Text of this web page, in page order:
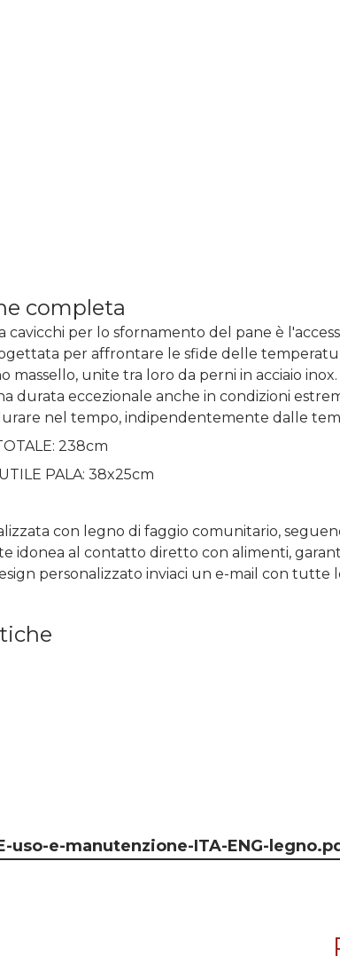
completa
cavicchi per lo sfornamento del pane è
per affrontare le sfide delle
massello, unite tra loro da perni in acciaio
durata eccezionale anche in condizioni
nel tempo, indipendentemente dalle
238cm
PALA: 38x25cm
con legno di faggio comunitario,
idonea al contatto diretto con alimenti,
personalizzato inviaci un e-mail con tutte
uso-e-manutenzione-ITA-ENG-